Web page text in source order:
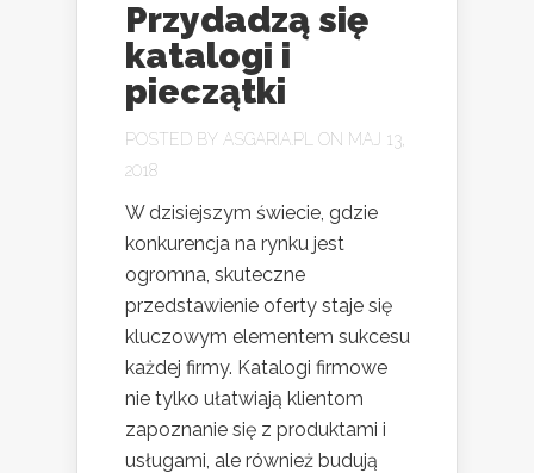
Przydadzą się
katalogi i
pieczątki
POSTED BY ASGARIA.PL
ON MAJ 13,
2018
W dzisiejszym świecie, gdzie
konkurencja na rynku jest
ogromna, skuteczne
przedstawienie oferty staje się
kluczowym elementem sukcesu
każdej firmy. Katalogi firmowe
nie tylko ułatwiają klientom
zapoznanie się z produktami i
usługami, ale również budują